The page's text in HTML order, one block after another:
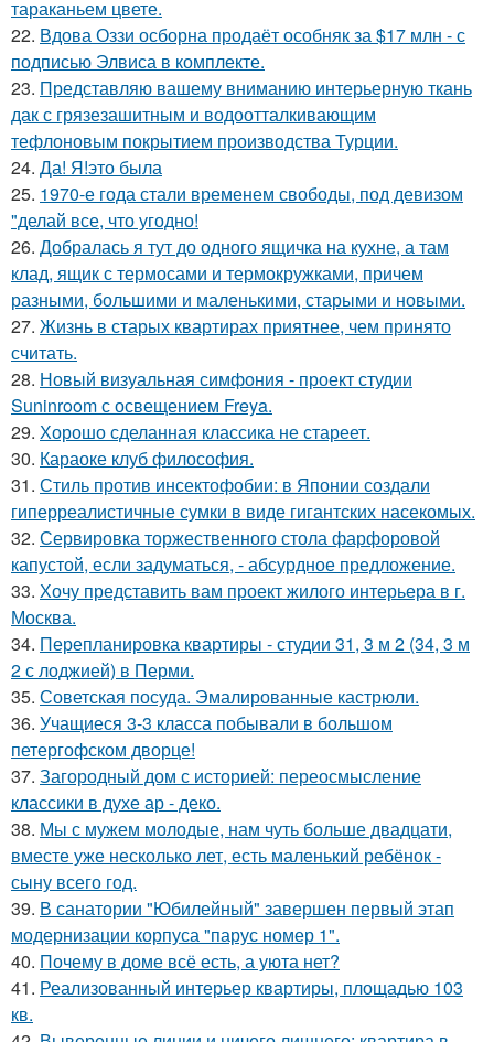
тараканьем цвете.
22. Вдова Оззи осборна продаёт особняк за $17 млн - с
подписью Элвиса в комплекте.
23. Представляю вашему вниманию интерьерную ткань
дак с грязезашитным и водоотталкивающим
тефлоновым покрытием производства Турции.
24. Да! Я!это была
25. 1970-е года стали временем свободы, под девизом
"делай все, что угодно!
26. Добралась я тут до одного ящичка на кухне, а там
клад, ящик с термосами и термокружками, причем
разными, большими и маленькими, старыми и новыми.
27. Жизнь в старых квартирах приятнее, чем принято
считать.
28. Новый визуальная симфония - проект студии
Suninroom с освещением Freya.
29. Хорошо сделанная классика не стареет.
30. Караоке клуб философия.
31. Стиль против инсектофобии: в Японии создали
гиперреалистичные сумки в виде гигантских насекомых.
32. Сервировка торжественного стола фарфоровой
капустой, если задуматься, - абсурдное предложение.
33. Хочу представить вам проект жилого интерьера в г.
Москва.
34. Перепланировка квартиры - студии 31, 3 м 2 (34, 3 м
2 с лоджией) в Перми.
35. Советская посуда. Эмалированные кастрюли.
36. Учащиеся 3-3 класса побывали в большом
петергофском дворце!
37. Загородный дом с историей: переосмысление
классики в духе ар - деко.
38. Мы с мужем молодые, нам чуть больше двадцати,
вместе уже несколько лет, есть маленький ребёнок -
сыну всего год.
39. В санатории "Юбилейный" завершен первый этап
модернизации корпуса "парус номер 1".
40. Почему в доме всё есть, а уюта нет?
41. Реализованный интерьер квартиры, площадью 103
кв.